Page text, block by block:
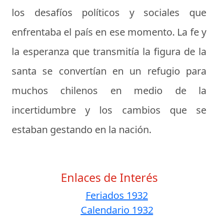
los desafíos políticos y sociales que
enfrentaba el país en ese momento. La fe y
la esperanza que transmitía la figura de la
santa se convertían en un refugio para
muchos chilenos en medio de la
incertidumbre y los cambios que se
estaban gestando en la nación.
Enlaces de Interés
Feriados 1932
Calendario 1932